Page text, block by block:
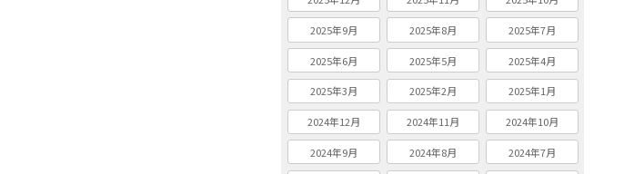
2025年9月 2025年8月 2025年7月
2025年6月 2025年5月 2025年4月
2025年3月 2025年2月 2025年1月
2024年12月 2024年11月 2024年10月
2024年9月 2024年8月 2024年7月